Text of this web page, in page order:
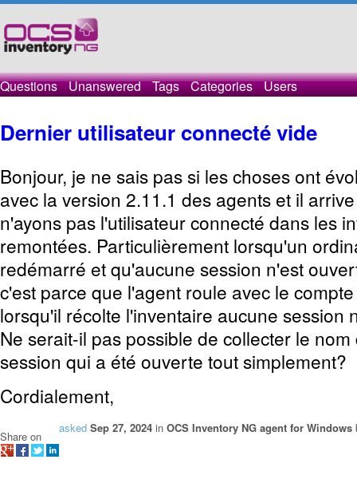
Questions Unanswered Tags Categories Users
Dernier utilisateur connecté vide
Bonjour, je ne sais pas si les choses ont
avec la version 2.11.1 des agents et il
n'ayons pas l'utilisateur connecté dans les
remontées. Particulièrement lorsqu'un
redémarré et qu'aucune session n'est
c'est parce que l'agent roule avec le
lorsqu'il récolte l'inventaire aucune session
Ne serait-il pas possible de collecter le
session qui a été ouverte tout simplement?
Cordialement,
asked Sep 27, 2024 in OCS Inventory NG agent for Windows
Share on